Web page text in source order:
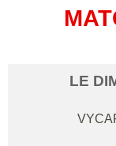
LE